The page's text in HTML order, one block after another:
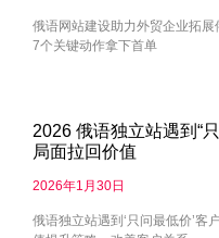
俄语网站建设助力外贸企业拓展
7个关键动作拿下首单
2026 俄语独立站遇到“
局面拉回价值
2026年1月30日
俄语独立站遇到‘只问最低价’客